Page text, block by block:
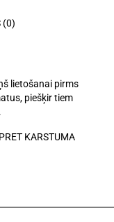
(0)
lietošanai pirms
piešķir tiem
KARSTUMA